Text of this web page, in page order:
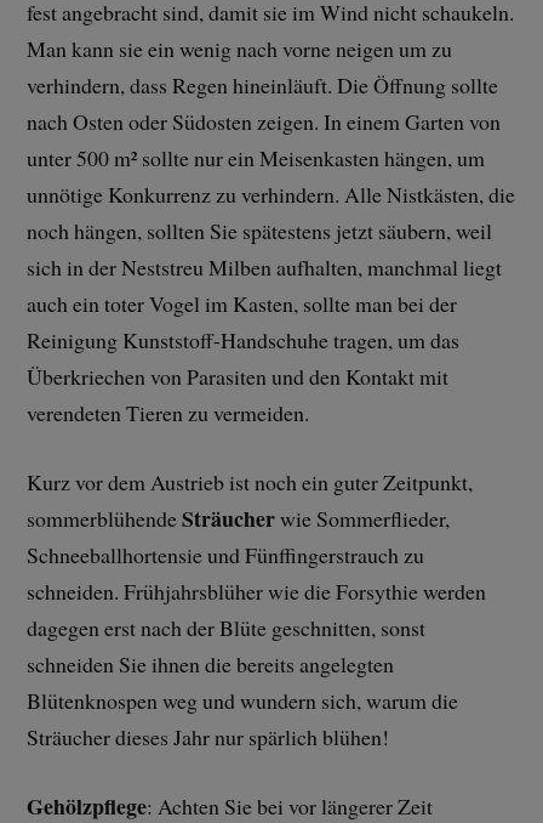
fest angebracht sind, damit sie im Wind nicht schaukeln.
Man kann sie ein wenig nach vorne neigen um zu
verhindern, dass Regen hineinläuft. Die Öffnung sollte
nach Osten oder Südosten zeigen. In einem Garten von
unter 500 m² sollte nur ein Meisenkasten hängen, um
unnötige Konkurrenz zu verhindern. Alle Nistkästen, die
noch hängen, sollten Sie spätestens jetzt säubern, weil
sich in der Neststreu Milben aufhalten, manchmal liegt
auch ein toter Vogel im Kasten, sollte man bei der
Reinigung Kunststoff-Handschuhe tragen, um das
Überkriechen von Parasiten und den Kontakt mit
verendeten Tieren zu vermeiden.
Kurz vor dem Austrieb ist noch ein guter Zeitpunkt,
sommerblühendeSträucherwie Sommerflieder,
Schneeballhortensie und Fünffingerstrauch zu
schneiden. Frühjahrsblüher wie die Forsythie werden
dagegen erst nach der Blüte geschnitten, sonst
schneiden Sie ihnen die bereits angelegten
Blütenknospen weg und wundern sich, warum die
Sträucher dieses Jahr nur spärlich blühen!
Gehölzpflege: Achten Sie bei vor längerer Zeit